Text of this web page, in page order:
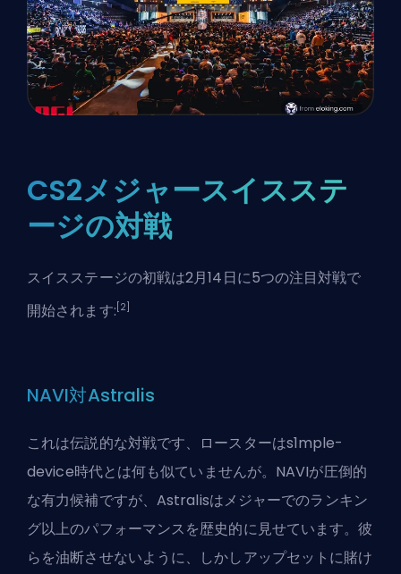
CS2メジャースイスステ
ージの対戦
スイスステージの初戦は2月14日に5つの注目対戦で
開始されます: [2]
NAVI対Astralis
これは伝説的な対戦です、ロースターはs1mple-
device時代とは何も似ていませんが。NAVIが圧倒的
な有力候補ですが、Astralisはメジャーでのランキン
グ以上のパフォーマンスを歴史的に見せています。彼
らを油断させないように、しかしアップセットに賭け